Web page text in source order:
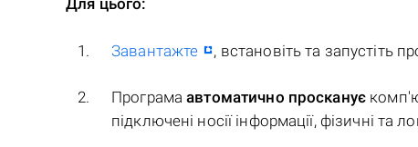
Для цього:
Завантажте , встановіть та запустіть
Програмаавтоматично просканує
підключені носії інформації, фізичні та